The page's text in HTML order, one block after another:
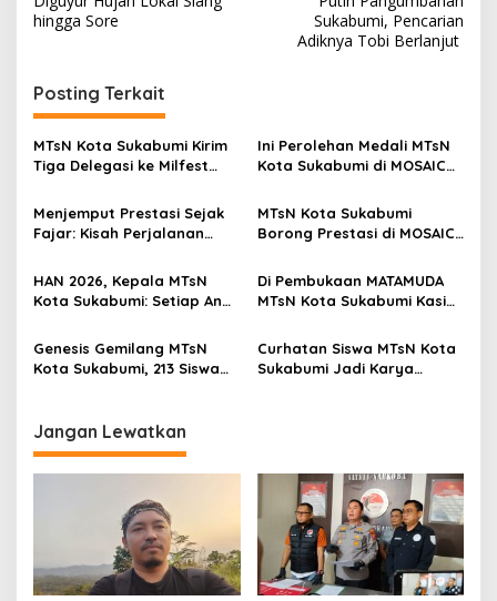
v
i
a
s
i
o
hingga Sore
Sukabumi, Pencarian
Adiknya Tobi Berlanjut
Posting Terkait
MTsN Kota Sukabumi Kirim
Tiga Delegasi ke Milfest
Literasi dan Moderasi
Beragama Harus Terus
Dikuatkan
Ini Perolehan Medali MTsN
Kota Sukabumi di MOSAIC
Raih Perak dan Shafa
Sabet Perunggu
Menjemput Prestasi Sejak
Fajar: Kisah Perjalanan
Sukabumi Menuju MOSAIC
2026 Tingkat Jawa Barat
MTsN Kota Sukabumi
Borong Prestasi di MOSAIC
Bertandinglah dengan
Percaya Diri dan Tunjukkan
Akhlak Terbaik
HAN 2026, Kepala MTsN
Kota Sukabumi: Setiap Anak
dan Meraih Cita-cita di
Lingkungan yang Aman
Di Pembukaan MATAMUDA
MTsN Kota Sukabumi Kasi
Jangan Ada Bullying di
Madrasah
Genesis Gemilang MTsN
Kota Sukabumi, 213 Siswa
Curhatan Siswa MTsN Kota
Sukabumi Jadi Karya
Jangan Lewatkan